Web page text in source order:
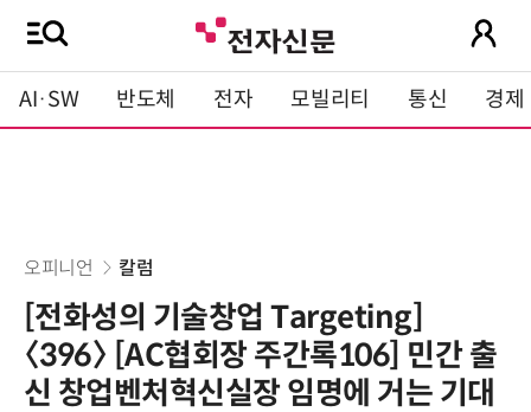
AI·SW 반도체 전자 모빌리티 통신 경제
오피니언 칼럼
[전화성의 기술창업 Targeting]
〈396〉 [AC협회장 주간록106] 민간 출
신 창업벤처혁신실장 임명에 거는 기대